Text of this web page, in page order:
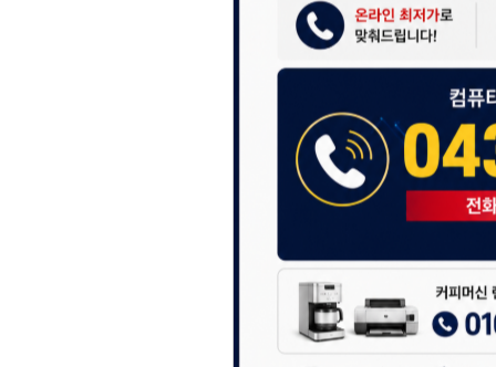
항상 더 나은 서비스
감사합니다.
(주)디앤아이